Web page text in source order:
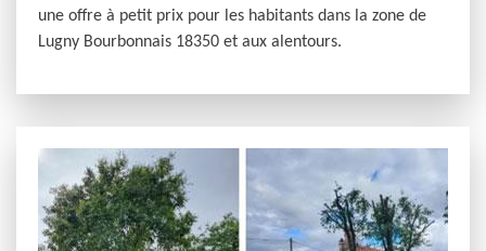
une offre à petit prix pour les habitants dans la zone de
Lugny Bourbonnais 18350 et aux alentours.